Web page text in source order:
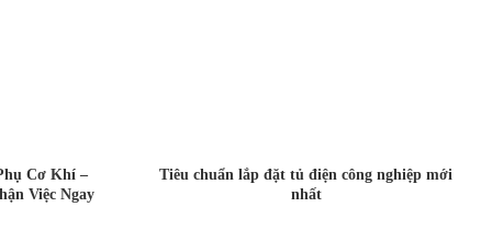
Cơ Khí –
Việc Ngay
Tiêu chuẩn lắp đặt tủ điện công nghiệp mới
nhất